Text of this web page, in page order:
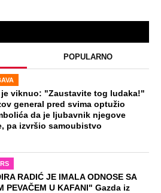
POPULARNO
viknuo: "Zaustavite tog ludaka!"
general pred svima optužio
da je ljubavnik njegove
pa izvršio samoubistvo
RADIĆ JE IMALA ODNOSE SA
PEVAČEM U KAFANI" Gazda iz